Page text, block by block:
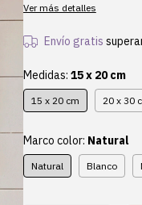
Ver más detalles
Envío gratis
Medidas: 15 x 20 cm
15 x 20 cm 20 x 30
Marco color: Natural
Natural Blanco